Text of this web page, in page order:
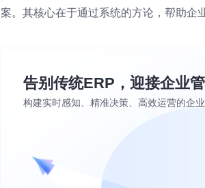
案。其核心在于通过系统的方论，帮助企
告别传统ERP，迎接企业
构建实时感知、精准决策、高效运营的企